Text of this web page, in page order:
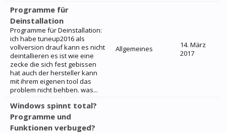
Programme für
Deinstallation
Programme für Deinstallation:
ich habe tuneup2016 als
vollversion drauf kann es nicht
deintallieren es ist wie eine
zecke die sich fest gebissen
hat auch der hersteller kann
mit ihrem eigenen tool das
problem nicht behben. was...
Allgemeines
14. März
2017
Windows spinnt total?
Programme und
Funktionen verbuged?